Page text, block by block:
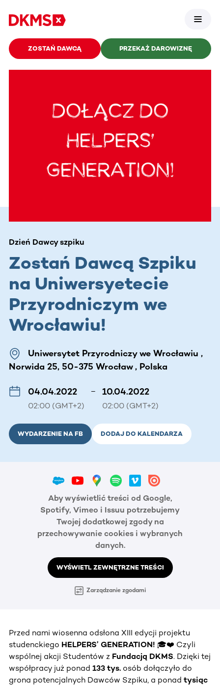
ZOSTAŃ DAWCĄ PRZEKAŻ DAROWIZNĘ
Dzień Dawcy szpiku
Zostań Dawcą Szpiku
na Uniwersyetecie
Przyrodniczym we
Wrocławiu!
Uniwersytet Przyrodniczy we Wrocławiu ,
Norwida 25, 50-375 Wrocław , Polska
04.04.2022
02:00 (GMT+2)
– 10.04.2022
02:00 (GMT+2)
WYDARZENIE NA FB DODAJ DO KALENDARZA
Aby wyświetlić treści od Google,
Spotify, Vimeo i Issuu potrzebujemy
Twojej dodatkowej zgody na
przechowywanie cookies i wybranych
danych.
WYŚWIETL ZEWNĘTRZNE TREŚCI
Zarządzanie zgodami
Przed nami wiosenna odsłona XIII edycji projektu
studenckiego HELPERS’ GENERATION! 🎓❤️ Czyli
wspólnej akcji Studentów z Fundacją DKMS. Dzięki tej
współpracy już ponad 133 tys. osób dołączyło do
grona potencjalnych Dawców Szpiku, a ponad tysiąc